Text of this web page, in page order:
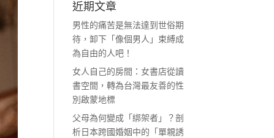
近期文章
男性的痛苦是無法達到世俗期
待，卸下「像個男人」束縛成
為自由的人吧！
女人自己的房間：女書店從讀
書空間，轉為台灣最友善的性
別啟蒙地標
父母為何變成「綁架者」？剖
析日本跨國婚姻中的「單親誘